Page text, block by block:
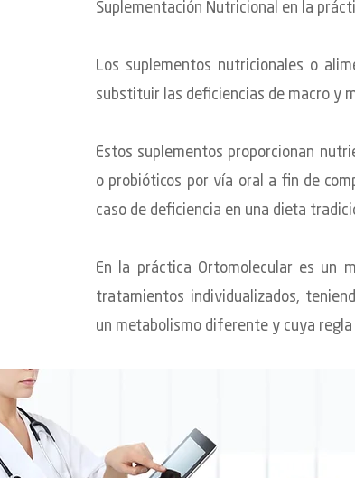
Suplementación Nutricional en la
Los suplementos nutricionales o
substituir las deficiencias de macro y
Estos suplementos proporcionan
o probióticos por vía oral a fin de
caso de deficiencia en una dieta
En la práctica Ortomolecular es un
tratamientos individualizados,
un metabolismo diferente y cuya